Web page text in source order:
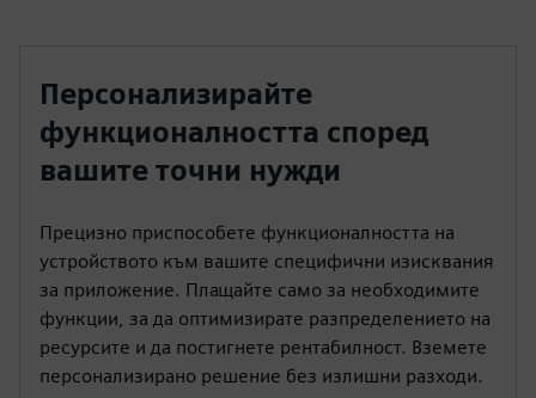
Персонализирайте
функционалността според
вашите точни нужди
Прецизно приспособете функционалността на
устройството към вашите специфични изисквания
за приложение. Плащайте само за необходимите
функции, за да оптимизирате разпределението на
ресурсите и да постигнете рентабилност. Вземете
персонализирано решение без излишни разходи.